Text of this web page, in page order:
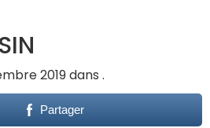
2019 dans .
Partager